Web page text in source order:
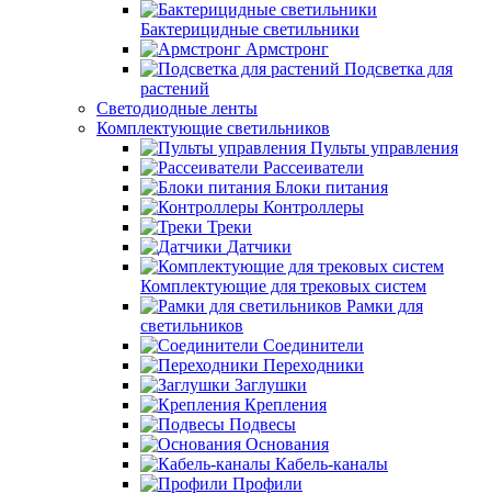
Бактерицидные светильники
Армстронг
Подсветка для
растений
Светодиодные ленты
Комплектующие светильников
Пульты управления
Рассеиватели
Блоки питания
Контроллеры
Треки
Датчики
Комплектующие для трековых систем
Рамки для
светильников
Соединители
Переходники
Заглушки
Крепления
Подвесы
Основания
Кабель-каналы
Профили